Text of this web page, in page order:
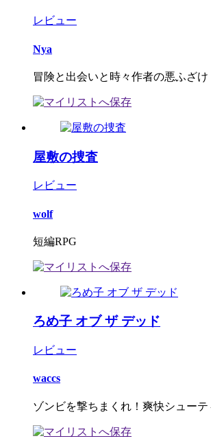
レビュー
Nya
冒険と出会いと時々作者の悪ふざけ
屋敷の捜査
レビュー
wolf
短編RPG
ろめ子 オブ ザ デッド
レビュー
waccs
ゾンビを撃ちまくれ！爽快シューテ